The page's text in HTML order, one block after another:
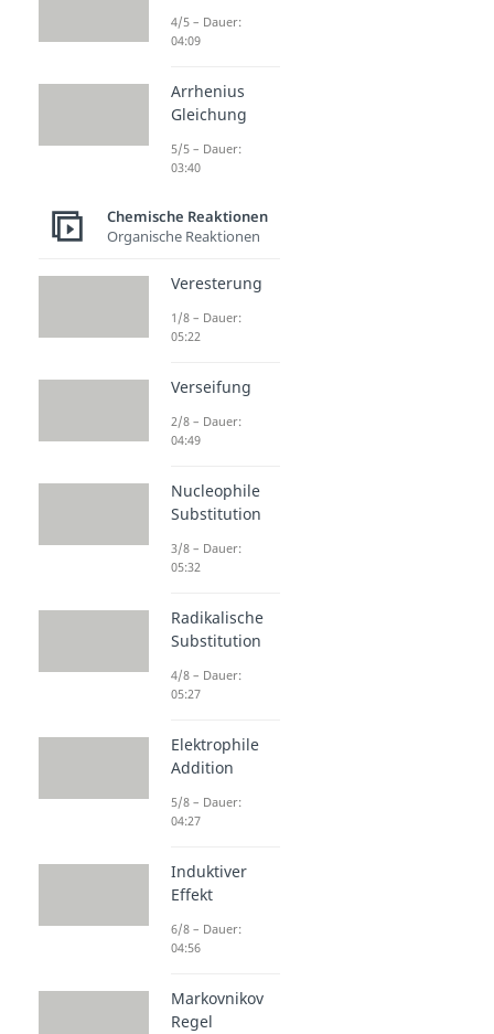
4/5 – Dauer:
04:09
Arrhenius
Gleichung
5/5 – Dauer:
03:40
Chemische Reaktionen
Organische Reaktionen
Veresterung
1/8 – Dauer:
05:22
Verseifung
2/8 – Dauer:
04:49
Nucleophile
Substitution
3/8 – Dauer:
05:32
Radikalische
Substitution
4/8 – Dauer:
05:27
Elektrophile
Addition
5/8 – Dauer:
04:27
Induktiver
Effekt
6/8 – Dauer:
04:56
Markovnikov
Regel